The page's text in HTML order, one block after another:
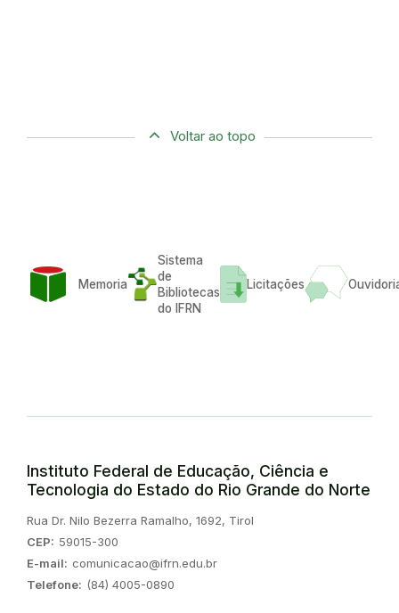
Voltar ao topo
Memoria
Sistema
de
Bibliotecas
do IFRN
Licitações
Instituto Federal de Educação, Ciência e
Tecnologia do Estado do Rio Grande do Norte
Endereço:
Rua Dr. Nilo Bezerra Ramalho, 1692, Tirol
CEP: 59015-300
E-mail: comunicacao@ifrn.edu.br
Telefone: (84) 4005-0890